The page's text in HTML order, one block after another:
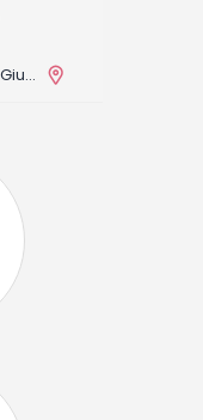
San Siro Stadium (Stadio Giuseppe Meazza)